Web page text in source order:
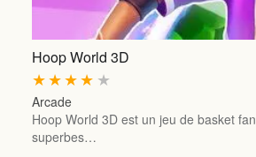
Hoop World 3D
★
★
★
★
★
Arcade
Hoop World 3D est un jeu de basket
superbes…